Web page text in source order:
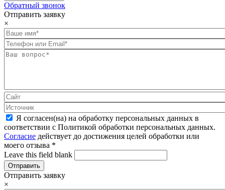
Обратный звонок
Отправить заявку
×
Я согласен(на) на обработку персональных данных в
соответствии с Политикой обработки персональных данных.
Согласие действует до достижения целей обработки или
моего отзыва *
Leave this field blank
Отправить заявку
×